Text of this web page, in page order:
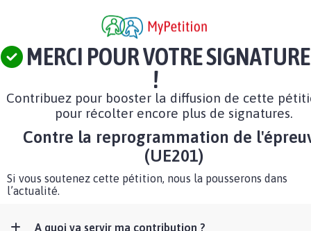
MERCI POUR VOTRE SIGNATURE
!
Contribuez pour booster la diffusion de cette
pour récolter encore plus de signatures.
Contre la reprogrammation de
(UE201)
Si vous soutenez cette pétition, nous la pousserons dans
l’actualité.
A quoi va servir ma contribution ?